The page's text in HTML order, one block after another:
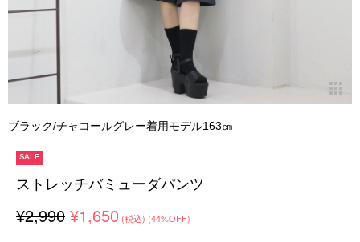
ブラック/チャコールグレー着用モデル163㎝
SALE
ストレッチバミューダパンツ
¥2,990 ¥1,650 (税込) (44%OFF)